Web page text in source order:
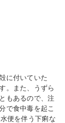
に付いていた
。また、うずら
もあるので、注
で食中毒を起こ
便を伴う下痢な